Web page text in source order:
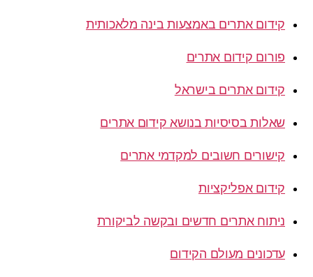
קידום אתרים באמצעות בינה מלאכותית
פורום קידום אתרים
קידום אתרים בישראל
שאלות בסיסיות בנושא קידום אתרים
קישורים חשובים למקדמי אתרים
קידום אפליקציות
ניתוח אתרים חדשים ובקשה לביקורת
עדכונים מעולם הקידום